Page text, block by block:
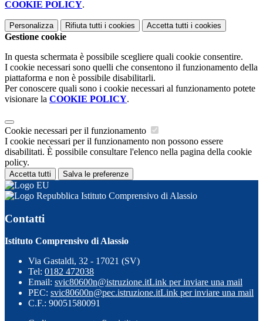
COOKIE POLICY.
Personalizza Rifiuta tutti i cookies Accetta tutti i cookies
Gestione cookie
In questa schermata è possibile scegliere quali cookie consentire.
I cookie necessari sono quelli che consentono il funzionamento della
piattaforma e non è possibile disabilitarli.
Per conoscere quali sono i cookie necessari al funzionamento potete
visionare la COOKIE POLICY.
Cookie necessari per il funzionamento
I cookie necessari per il funzionamento non possono essere
disabilitati. È possibile consultare l'elenco nella pagina della cookie
policy.
Accetta tutti Salva le preferenze
Istituto Comprensivo di Alassio
Contatti
Istituto Comprensivo di Alassio
Via Gastaldi, 32 - 17021 (SV)
Tel: 0182 472038
Email: svic80600n@istruzione.itLink per inviare una mail
PEC: svic80600n@pec.istruzione.itLink per inviare una mail
C.F.: 90051580091